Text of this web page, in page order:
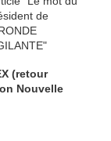
(retour
Nouvelle